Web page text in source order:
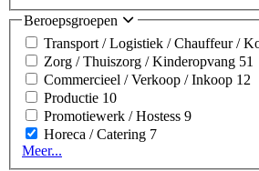
Beroepsgroepen
Transport / Logistiek / Chauffeur /
Zorg / Thuiszorg / Kinderopvang 51
Commercieel / Verkoop / Inkoop 12
Productie 10
Promotiewerk / Hostess 9
Horeca / Catering 7
Meer...